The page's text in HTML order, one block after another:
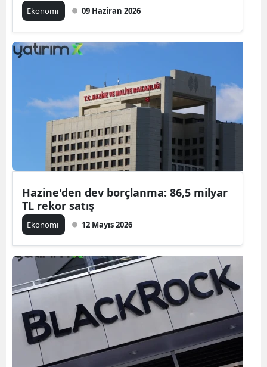
Ekonomi 09 Haziran 2026
Hazine'den dev borçlanma: 86,5 milyar
TL rekor satış
Ekonomi 12 Mayıs 2026